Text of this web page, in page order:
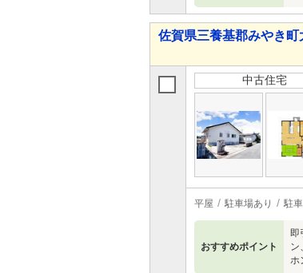
佐賀県三養基郡みやき
中古住宅
平屋 駐車場あり 駐
おすすめポイント
即
ン
ホ